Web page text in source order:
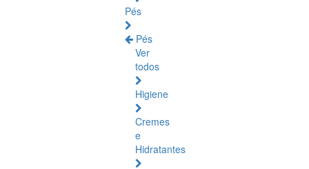
Pés
Pés
Ver
todos
Higiene
Cremes
e
Hidratantes